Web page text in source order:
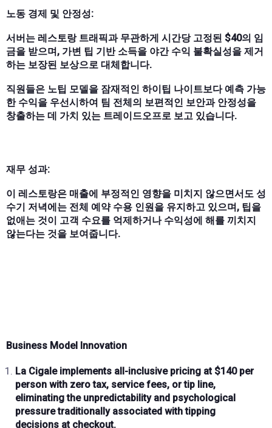
노동 경제 및 안정성:
서버는 레스토랑 트래픽과 무관하게 시간당 고정된 $40의 임
금을 받으며, 가변 팁 기반 소득을 야간 수익 불확실성을 제거
하는 보장된 보상으로 대체합니다.
직원들은 노팁 모델을 잠재적인 하이팁 나이트보다 예측 가능
한 수익을 우선시하여 팀 전체의 보편적인 보안과 안정성을
창출하는 데 가치 있는 트레이드오프로 보고 있습니다.
재무 성과:
이 레스토랑은 매출에 부정적인 영향을 미치지 않으면서도 성
수기 저녁에는 전체 예약 수용 인원을 유지하고 있으며, 팁을
없애는 것이 고객 수요를 억제하거나 수익성에 해를 끼치지
않는다는 것을 보여줍니다.
Business Model Innovation
La Cigale implements all-inclusive pricing at $140 per
person with zero tax, service fees, or tip line,
eliminating the unpredictability and psychological
pressure traditionally associated with tipping
decisions at checkout.